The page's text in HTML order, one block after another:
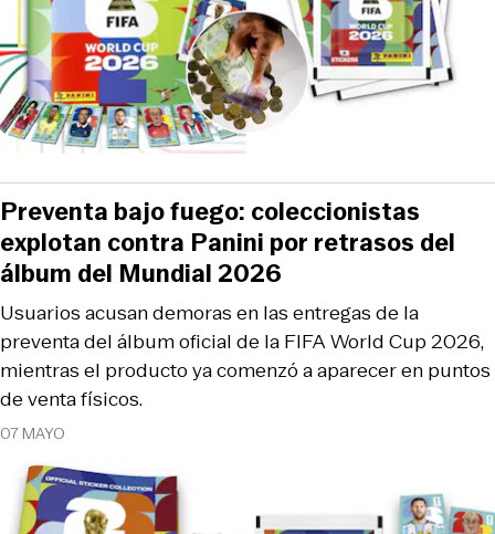
07 MAYO
Usuarios acusan demoras en las entregas de la
preventa del álbum oficial de la FIFA World Cup 2026,
mientras el producto ya comenzó a aparecer en puntos
de venta físicos.
Preventa bajo fuego: coleccionistas
explotan contra Panini por retrasos del
álbum del Mundial 2026